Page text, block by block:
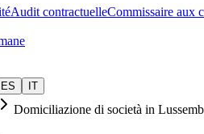
Audit contractuelleCommissaire aux
ES IT
Domiciliazione di società in